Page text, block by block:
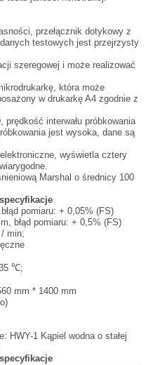
przełącznik dotykowy z
testowych jest przejrzysty
szeregowej i może realizować
która może
w drukarkę A4 zgodnie z
interwału próbkowania
jest wysoka, dane są
wyświetla cztery
Marshal o średnicy 100
pomiaru: + 0,05% (FS)
błąd pomiaru: + 0,5% (FS)
min;
℃;
mm * 1400 mm
HWY-1 Kąpiel wodna o stałej